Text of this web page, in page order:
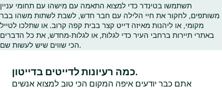
תשתמשו בטינדר כדי למצוא התאמה עם מישהו עם תחומי עניין
משותפים, לחקור את חיי הלילה עם חבר חדש, לשבת לשתות משהו בבר
מקומי, או ליהנות מאיזה דייט קצר בבית קפה קרוב. או שתלכו לטייל
באתרי תיירות ברחבי העיר כדי לגלות, או לגלות‑מחדש, את כל הדברים
הכי שווים שיש לעשות שם.
כמה רעיונות לדייטים בדייטון.
אתם כבר יודעים איפה המקום הכי טוב למצוא אנשים